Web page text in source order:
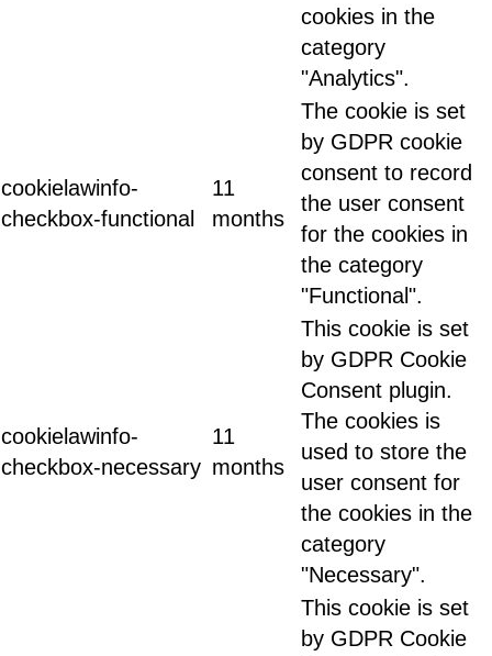
cookies in the
category
"Analytics".
cookielawinfo-
checkbox-functional
11
months
The cookie is set
by GDPR cookie
consent to record
the user consent
for the cookies in
the category
"Functional".
cookielawinfo-
checkbox-necessary
11
months
This cookie is set
by GDPR Cookie
Consent plugin.
The cookies is
used to store the
user consent for
the cookies in the
category
"Necessary".
This cookie is set
by GDPR Cookie